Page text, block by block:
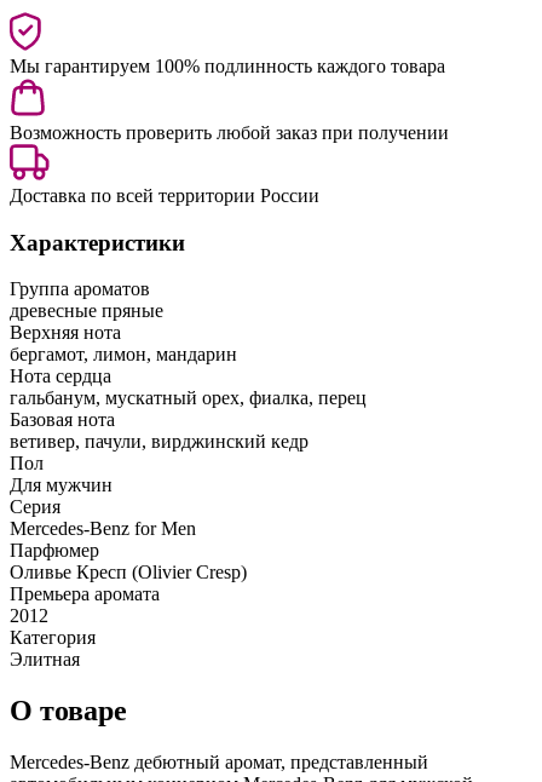
Мы гарантируем 100% подлинность каждого товара
Возможность проверить любой заказ при получении
Доставка по всей территории России
Характеристики
Группа ароматов
древесные пряные
Верхняя нота
бергамот, лимон, мандарин
Нота сердца
гальбанум, мускатный орех, фиалка, перец
Базовая нота
ветивер, пачули, вирджинский кедр
Пол
Для мужчин
Серия
Mercedes-Benz for Men
Парфюмер
Оливье Кресп (Olivier Cresp)
Премьера аромата
2012
Категория
Элитная
О товаре
Mercedes-Benz дебютный аромат, представленный